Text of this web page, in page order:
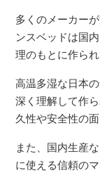
多くのメーカー
ンスベッドは国
理のもとに作られ
高温多湿な日本
深く理解して作
久性や安全性の
また、国内生産
に使える信頼の